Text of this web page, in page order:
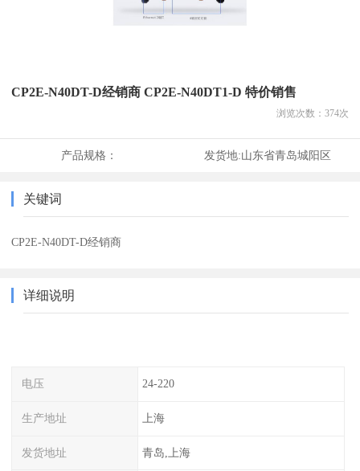
CP2E-N40DT-D经销商 CP2E-N40DT1-D 特价销售
浏览次数： 374次
产品规格： 发货地:山东省青岛城阳区
关键词
CP2E-N40DT-D经销商
详细说明
电压 24-220
生产地址 上海
发货地址 青岛,上海